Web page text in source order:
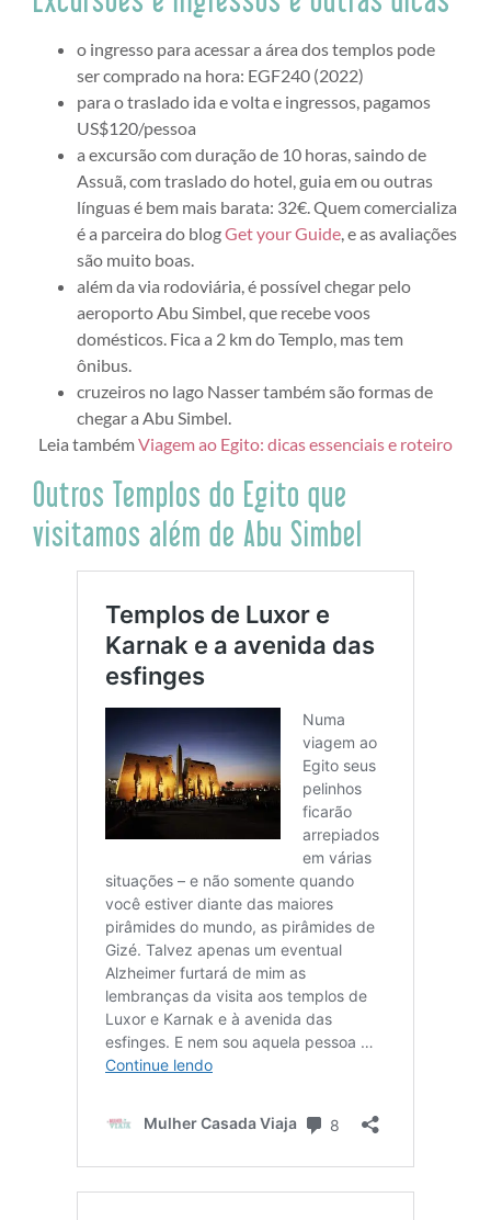
o ingresso para acessar a área dos templos pode
ser comprado na hora: EGF240 (2022)
para o traslado ida e volta e ingressos, pagamos
US$120/pessoa
a excursão com duração de 10 horas, saindo de
Assuã, com traslado do hotel, guia em ou outras
línguas é bem mais barata: 32€. Quem comercializa
é a parceira do blogGet your Guide, e as avaliações
são muito boas.
além da via rodoviária, é possível chegar pelo
aeroporto Abu Simbel, que recebe voos
domésticos. Fica a 2 km do Templo, mas tem
ônibus.
cruzeiros no lago Nasser também são formas de
chegar a Abu Simbel.
Leia tambémViagem ao Egito: dicas essenciais e roteiro
Outros Templos do Egito que
visitamos além de Abu Simbel